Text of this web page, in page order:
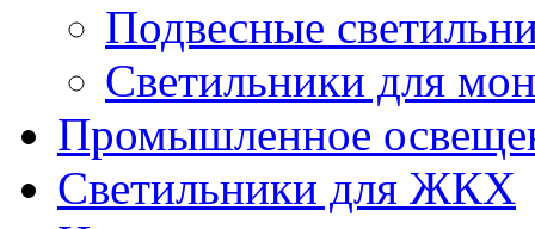
Подвесные
Светильники для
Промышленное
Светильники для ЖКХ